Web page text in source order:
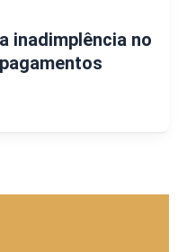
inadimplência no